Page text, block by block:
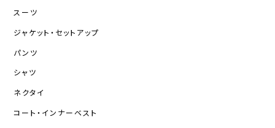
スーツ
ジャケット・セットアップ
パンツ
シャツ
ネクタイ
コート・インナーベスト